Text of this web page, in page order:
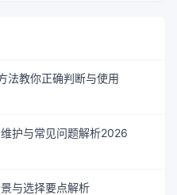
法教你正确判断与使用
护与常见问题解析2026
与选择要点解析